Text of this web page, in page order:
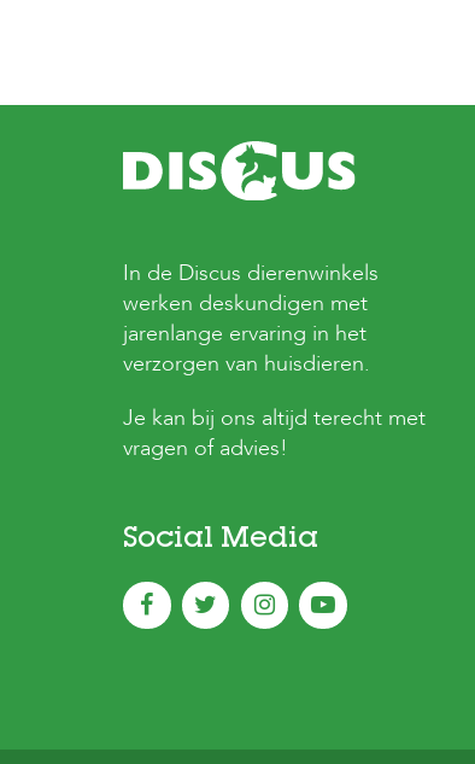
In de Discus dierenwinkels
werken deskundigen met
jarenlange ervaring in het
verzorgen van huisdieren.
Je kan bij ons altijd terecht met
vragen of advies!
Social Media